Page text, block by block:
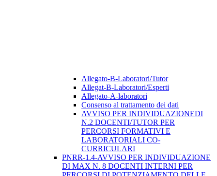
Allegato-B-Laboratori/Tutor
Allegat-B-Laboratori/Esperti
Allegato-A-laboratori
Consenso al trattamento dei dati
AVVISO PER INDIVIDUAZIONEDI
N.2 DOCENTI/TUTOR PER
PERCORSI FORMATIVI E
LABORATORIALI CO-
CURRICULARI
PNRR-1.4-AVVISO PER INDIVIDUAZIONE
DI MAX N. 8 DOCENTI INTERNI PER